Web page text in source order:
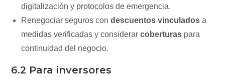
digitalización y protocolos de emergencia.
Renegociar seguros condescuentos vinculados a
medidas verificadas y considerarcoberturas para
continuidad del negocio.
6.2 Para inversores